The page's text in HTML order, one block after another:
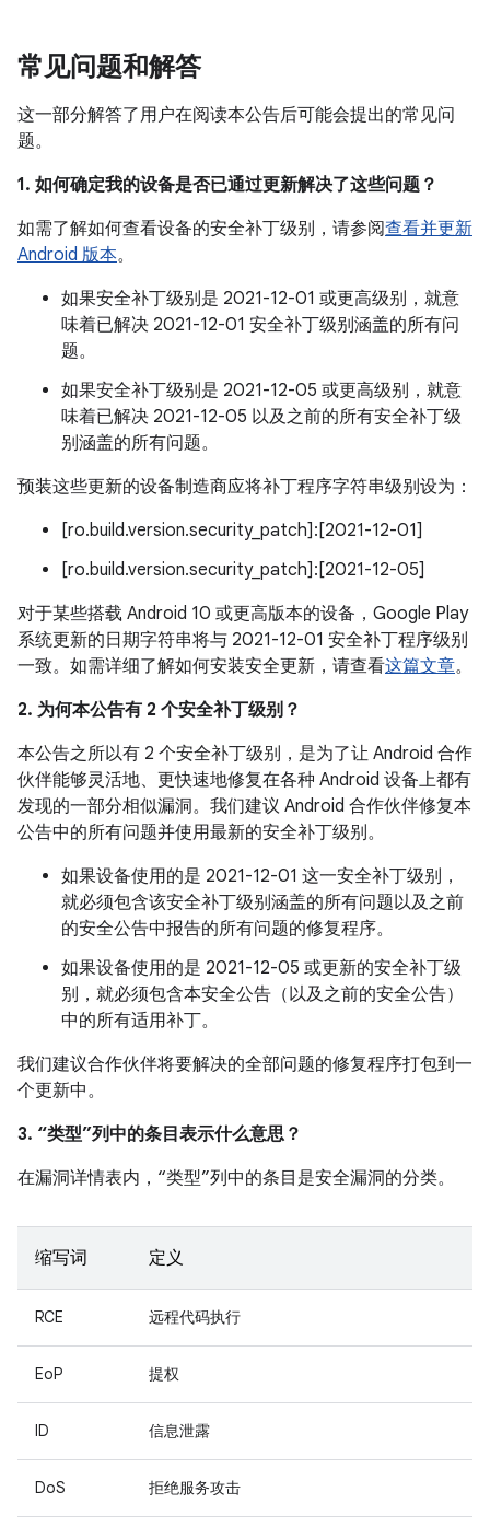
常见问题和解答
这一部分解答了用户在阅读本公告后可能会提出的常见问
题。
1. 如何确定我的设备是否已通过更新解决了这些问题？
如需了解如何查看设备的安全补丁级别，请参阅查看并更新
Android 版本。
如果安全补丁级别是 2021-12-01 或更高级别，就意
味着已解决 2021-12-01 安全补丁级别涵盖的所有问
题。
如果安全补丁级别是 2021-12-05 或更高级别，就意
味着已解决 2021-12-05 以及之前的所有安全补丁级
别涵盖的所有问题。
预装这些更新的设备制造商应将补丁程序字符串级别设为：
[ro.build.version.security_patch]:[2021-12-01]
[ro.build.version.security_patch]:[2021-12-05]
对于某些搭载 Android 10 或更高版本的设备，Google Play
系统更新的日期字符串将与 2021-12-01 安全补丁程序级别
一致。如需详细了解如何安装安全更新，请查看这篇文章。
2. 为何本公告有 2 个安全补丁级别？
本公告之所以有 2 个安全补丁级别，是为了让 Android 合作
伙伴能够灵活地、更快速地修复在各种 Android 设备上都有
发现的一部分相似漏洞。我们建议 Android 合作伙伴修复本
公告中的所有问题并使用最新的安全补丁级别。
如果设备使用的是 2021-12-01 这一安全补丁级别，
就必须包含该安全补丁级别涵盖的所有问题以及之前
的安全公告中报告的所有问题的修复程序。
如果设备使用的是 2021-12-05 或更新的安全补丁级
别，就必须包含本安全公告（以及之前的安全公告）
中的所有适用补丁。
我们建议合作伙伴将要解决的全部问题的修复程序打包到一
个更新中。
3. “类型”列中的条目表示什么意思？
在漏洞详情表内，“类型”列中的条目是安全漏洞的分类。
缩写词 定义
RCE 远程代码执行
EoP 提权
ID 信息泄露
DoS 拒绝服务攻击